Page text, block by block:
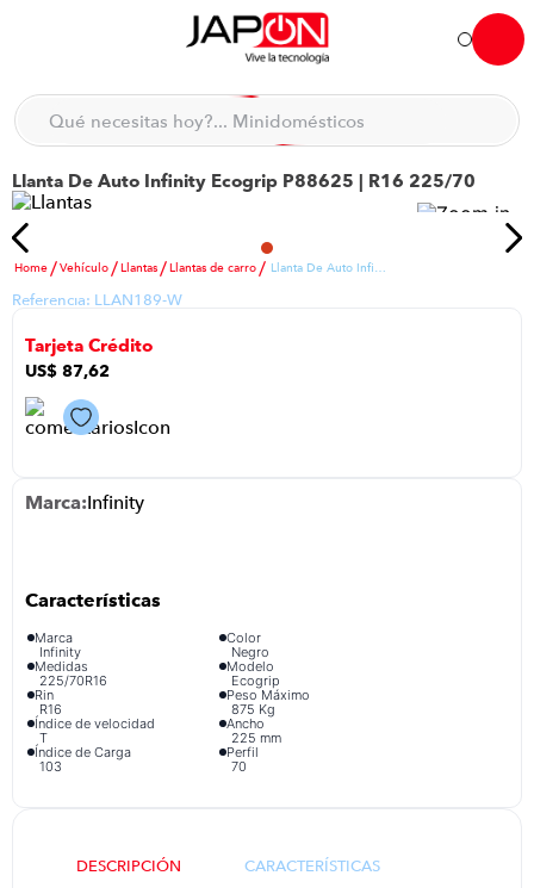
Hola... qué necesitas hoy?
Qué necesitas hoy?... Minidomésticos
Llanta De Auto Infinity Ecogrip P88625 | R16 225/70
Vehículo Llantas Llantas de carro Llanta De Auto Infinity Ecogrip P88625 | R16 225/70
Referencia: LLAN189-W
Tarjeta Crédito
US$ 87,62
Infinity
Marca
Infinity
Color
Negro
Medidas
225/70R16
Modelo
Ecogrip
Rin
R16
Peso Máximo
875 Kg
Índice de velocidad
T
Ancho
225 mm
Índice de Carga
103
Perfil
70
DESCRIPCIÓN CARACTERÍSTICAS
TÉRMINOS MÁS BUSCADOS
2. refrigeradora
3. lavadora
4. scooter
6. laptop
8. congelador
10. cocina